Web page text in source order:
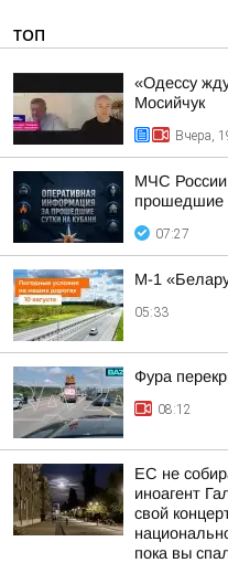
ТОП
«Одессу
Мосийчук
Вчера,
МЧС
прошедшие
07:27
М-1
05:33
Фура
08:12
ЕС не
иноагент
свой
пока вы